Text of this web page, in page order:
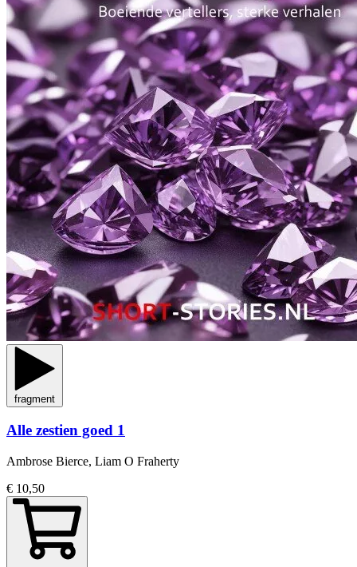
fragment
Alle zestien goed 1
Ambrose Bierce, Liam O Fraherty
€ 10,50